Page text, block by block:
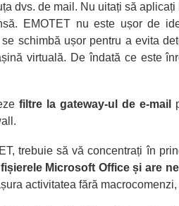
dvs. de mail. Nu uitați să
EMOTET nu este ușor de
schimbă ușor pentru a evita
virtuală. De îndată ce este
filtre la gateway-ul de e-mail
trebuie să vă concentrați în
Microsoft Office și are
activitatea fără